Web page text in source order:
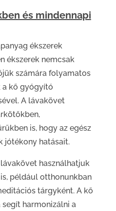
és mindennapi
ékszerek
ékszerek nemcsak
számára folyamatos
a kő gyógyító
A lávakövet
is, hogy az egész
jótékony hatásait.
használhatjuk
például otthonunkban
tárgyként. A kő
harmonizálni a